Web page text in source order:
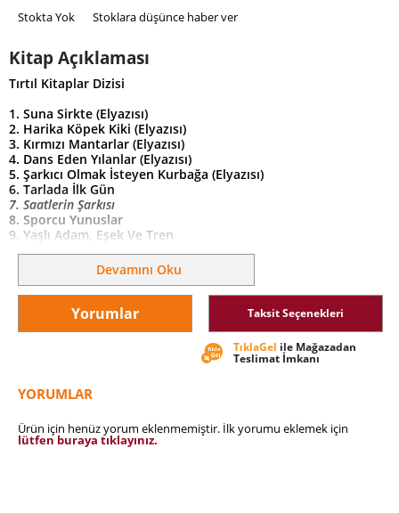
Stokta Yok Stoklara düşünce haber ver
Kitap Açıklaması
Tırtıl Kitaplar Dizisi
1. Suna Sirkte (Elyazısı)
2. Harika Köpek Kiki (Elyazısı)
3. Kırmızı Mantarlar (Elyazısı)
4. Dans Eden Yılanlar (Elyazısı)
5. Şarkıcı Olmak İsteyen Kurbağa (Elyazısı)
6. Tarlada İlk Gün
7. Saatlerin Şarkısı
8. Sporcu Yunuslar
9. Yaşlı Adam, Eşek Ve Tren
10. Kuşları Korkutmayan Korkuluk
Devamını Oku
Yorumlar Taksit Seçenekleri
TıklaGel ile Mağazadan
Teslimat İmkanı
YORUMLAR
Ürün için henüz yorum eklenmemiştir. İlk yorumu eklemek için
lütfen buraya tıklayınız.